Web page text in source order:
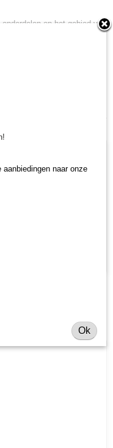
op het gebied van
en aanbouwwerktuigen. Wij
de Japanse
155, A 175, A 195, Kubota
naar onze
Ok